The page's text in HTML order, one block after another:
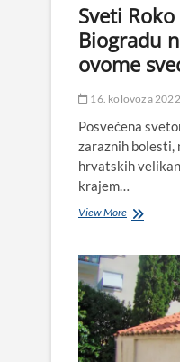
Sveti
Biogradu
ovome
16. kolovoza 2022.
Posvećena
zaraznih bolesti,
hrvatskih
krajem…
View MoreSveti
nas!
Crkva
u
Biogradu
na